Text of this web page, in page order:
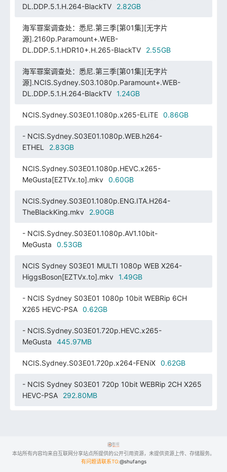
DL.DDP.5.1.H.264-BlackTV
2.82GB
海军罪案调查处：悉尼.第三季[第01集][无字片
源].2160p.Paramount+.WEB-
DL.DDP.5.1.HDR10+.H.265-BlackTV
2.55GB
海军罪案调查处：悉尼.第三季[第01集][无字片
源].NCIS.Sydney.S03.1080p.Paramount+.WEB-
DL.DDP.5.1.H.264-BlackTV
1.24GB
NCIS.Sydney.S03E01.1080p.x265-ELiTE 0.86GB
- NCIS.Sydney.S03E01.1080p.WEB.h264-
ETHEL
2.83GB
NCIS.Sydney.S03E01.1080p.HEVC.x265-
MeGusta[EZTVx.to].mkv
0.60GB
NCIS.Sydney.S03E01.1080p.ENG.ITA.H264-
TheBlackKing.mkv
2.90GB
- NCIS.Sydney.S03E01.1080p.AV1.10bit-
MeGusta
0.53GB
NCIS Sydney S03E01 MULTI 1080p WEB X264-
HiggsBoson[EZTVx.to].mkv
1.49GB
- NCIS Sydney S03E01 1080p 10bit WEBRip 6CH
X265 HEVC-PSA
0.62GB
- NCIS.Sydney.S03E01.720p.HEVC.x265-
MeGusta
445.97MB
NCIS.Sydney.S03E01.720p.x264-FENiX 0.62GB
- NCIS Sydney S03E01 720p 10bit WEBRip 2CH X265
HEVC-PSA
292.80MB
本站所有内容均来自互联网分享站点所提供的公开引用资源，未提供资源上传、存储服务。
有问题请联系TG:@shufangs